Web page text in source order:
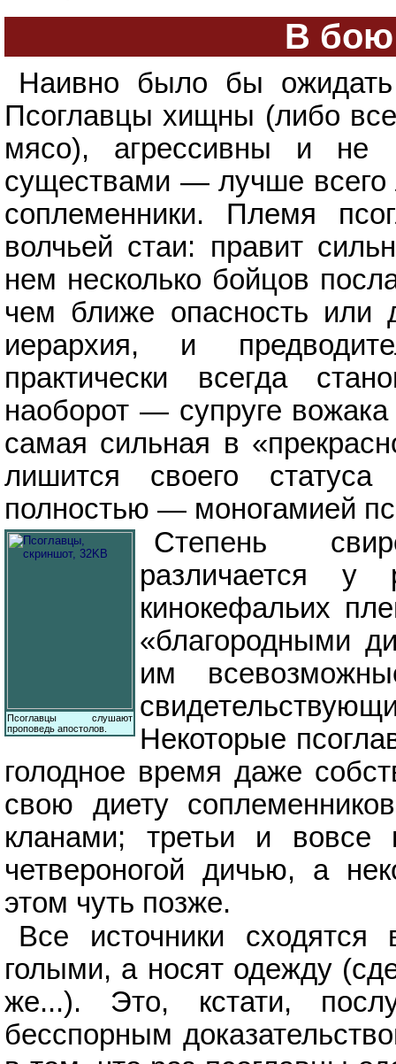
В бою
Наивно было бы ожидать
Псоглавцы хищны (либо
мясо), агрессивны и не
существами — лучше всего
соплеменники. Племя
волчьей стаи: правит
нем несколько бойцов
чем ближе опасность
иерархия, и
практически всегда
наоборот — супруге
самая сильная в
лишится своего
полностью — моногамией
Псоглавцы слушают
проповедь апостолов.
Степень
различается
кинокефальих
«благородными
им
Некоторые
голодное время даже
свою диету
кланами; третьи и вовсе
четвероногой дичью, а
этом чуть позже.
Все источники
голыми, а носят одежду
же...). Это, кстати,
бесспорным